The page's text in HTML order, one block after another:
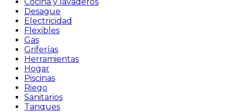
Desague
Electricidad
Flexibles
Gas
Griferías
Herramientas
Hogar
Piscinas
Riego
Sanitarios
Tanques